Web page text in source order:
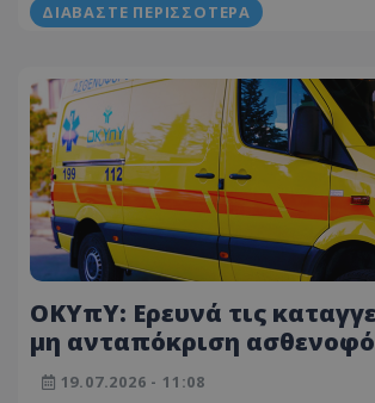
ΔΙΑΒΆΣΤΕ ΠΕΡΙΣΣΌΤΕΡΑ
ΟΚΥπΥ: Ερευνά τις
μη ανταπόκριση
19.07.2026 - 11:08